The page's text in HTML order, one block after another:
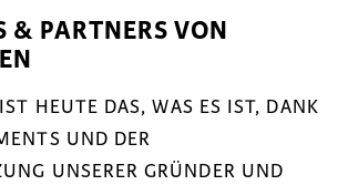
& PARTNERS VON
HEUTE DAS, WAS ES IST, DANK
UND DER
UNSERER GRÜNDER UND